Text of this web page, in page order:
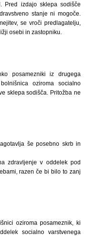
Pred izdajo sklepa sodišče
stanje ni mogoče.
se vroči predlagatelju,
osebi in zastopniku.
posamezniki iz drugega
oziroma socialno
sklepa sodišča. Pritožba ne
še posebno skrb in
zdravljenje v oddelek pod
razen če bi bilo to zanj
oziroma posameznik, ki
socialno varstvenega